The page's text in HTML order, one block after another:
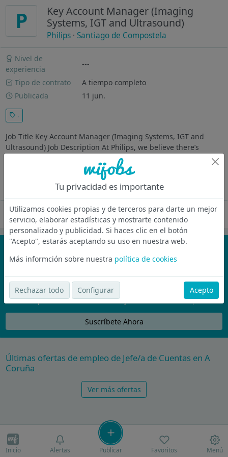
P
Key Account Manager (Imaging
Systems, IGT and Ultrasound)
Philips · Santiago de Compostela
Nivel de
experiencia
---
Tipo de contrato
A tiempo completo
Publicada
11 jun.
.
Job Title Key Account Manager (Imaging Systems, IGT and
Ultrasound) Job Description At Philips, we believe there’s
always a way to make life better. Through meaningful
innovation, we help clinicians make confident decisions and
Oferta desactivada
¡No te pierdas nada!
Únete a la comunidad de wijobs y recibe por email las mejores
ofertas de empleo
Nunca compartiremos tu email con nadie y no te vamos a enviar spam
Suscríbete Ahora
Últimas ofertas de empleo de Jefe/a de Cuentas en A
Coruña
Ver más ofertas
Inicio Alertas Publicar Favoritos Menú
Tu privacidad es importante
Utilizamos cookies propias y de terceros para darte un mejor
servicio, elaborar estadísticas y mostrarte contenido
personalizado y publicidad. Si haces clic en el botón
"Acepto", estarás aceptando su uso en nuestra web.
Más informción sobre nuestra política de cookies
Rechazar todo Configurar Acepto